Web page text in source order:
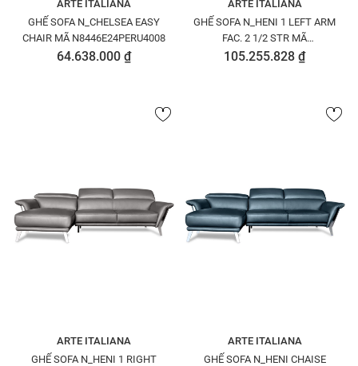
ARTE ITALIANA
GHẾ SOFA N_CHELSEA EASY
CHAIR MÃ N8446E24PERU4008
64.638.000 ₫
ARTE ITALIANA
GHẾ SOFA N_HENI 1 LEFT ARM
FAC. 2 1/2 STR MÃ
N8401252PETOU1529
105.255.828 ₫
ARTE ITALIANA
GHẾ SOFA N_HENI 1 RIGHT
ARTE ITALIANA
GHẾ SOFA N_HENI CHAISE